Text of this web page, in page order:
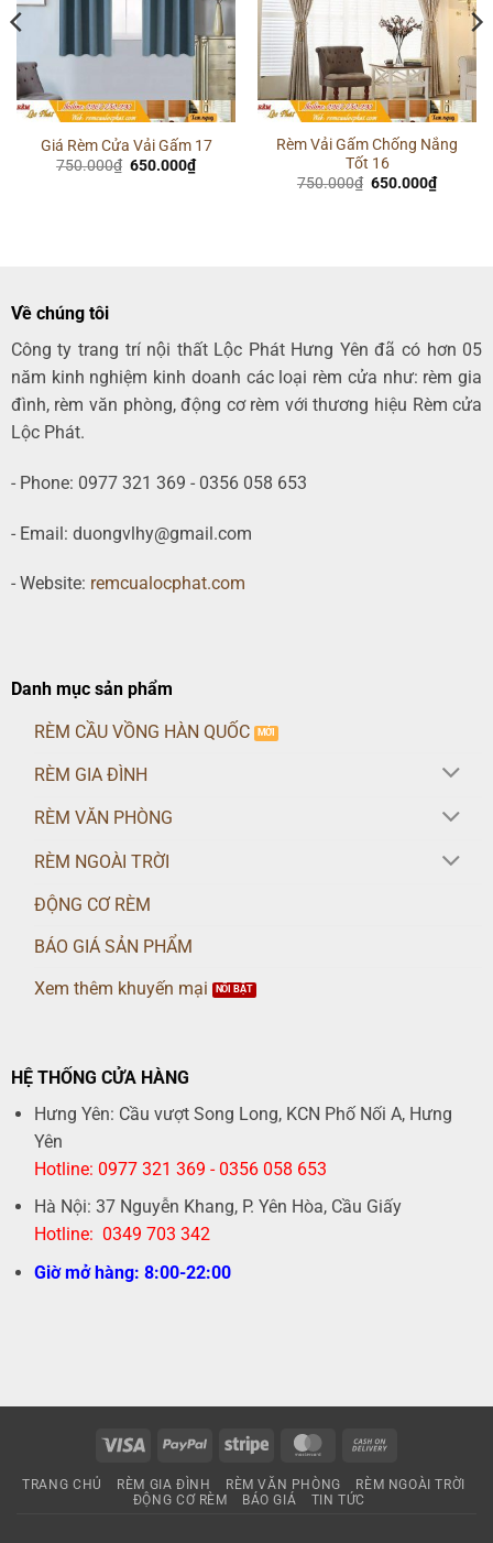
Giá Rèm Cửa Vải Gấm 17
750.000₫ Giá
650.000₫Giá
hiện
Rèm Vải Gấm Chống Nắng
Tốt 16
750.000₫ Giá
650.000₫Giá
hiện
Về chúng tôi
Công ty trang trí nội thất Lộc Phát Hưng Yên đã có hơn 05
năm kinh nghiệm kinh doanh các loại rèm cửa như: rèm gia
đình, rèm văn phòng, động cơ rèm với thương hiệu Rèm cửa
Lộc Phát.
- Phone: 0977 321 369 - 0356 058 653
- Email: duongvlhy@gmail.com
- Website: remcualocphat.com
Danh mục sản phẩm
RÈM CẦU VỒNG HÀN QUỐC
RÈM GIA ĐÌNH
RÈM VĂN PHÒNG
RÈM NGOÀI TRỜI
ĐỘNG CƠ RÈM
BÁO GIÁ SẢN PHẨM
Xem thêm khuyến mại
HỆ THỐNG CỬA HÀNG
Hưng Yên: Cầu vượt Song Long, KCN Phố Nối A, Hưng
Yên
Hotline: 0977 321 369 - 0356 058 653
Hà Nội: 37 Nguyễn Khang, P. Yên Hòa, Cầu Giấy
Hotline: 0349 703 342
Giờ mở hàng: 8:00-22:00
Visa PayPal Stripe MasterCard
Delivery
TRANG CHỦ RÈM GIA ĐÌNH RÈM VĂN PHÒNG
RÈM NGOÀI TRỜI
ĐỘNG CƠ RÈM
BÁO GIÁ TIN TỨC